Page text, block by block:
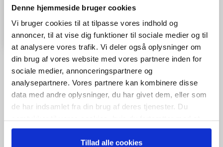
Denne hjemmeside bruger cookies
Vi bruger cookies til at tilpasse vores indhold og
annoncer, til at vise dig funktioner til sociale medier og til
at analysere vores trafik. Vi deler også oplysninger om
din brug af vores website med vores partnere inden for
sociale medier, annonceringspartnere og
analysepartnere. Vores partnere kan kombinere disse
data med andre oplysninger, du har givet dem, eller som
de har indsamlet fra din brug af deres tjenester. Du
anvende vores hjemmeside.
Tillad alle cookies
Når du trykker "modtag bogen" bliver du tilmeldt Bestyrelsesguidens
ugentlige nyhedsbrev samt markedsføring via mail.